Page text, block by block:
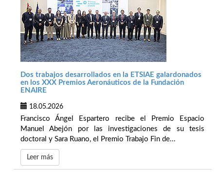
Dos trabajos desarrollados en la ETSIAE galardonados
en los XXX Premios Aeronáuticos de la Fundación
ENAIRE
18.05.2026
Francisco Ángel Espartero recibe el Premio Espacio
Manuel Abejón por las investigaciones de su tesis
doctoral y Sara Ruano, el Premio Trabajo Fin de...
Leer más